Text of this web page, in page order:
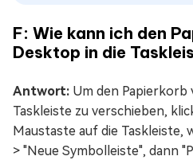
F: Wie kann ich den
Desktop in die
Antwort: Um den Papierkorb
Taskleiste zu verschieben,
Maustaste auf die Taskleiste,
> "Neue Symbolleiste", dann